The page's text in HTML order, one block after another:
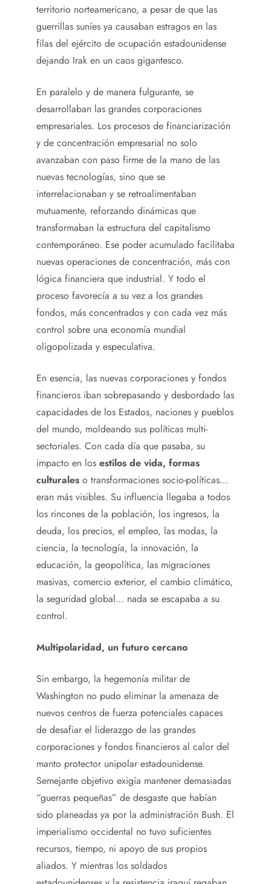
territorio norteamericano, a pesar de que las
guerrillas suníes ya causaban estragos en las
filas del ejército de ocupación estadounidense
dejando Irak en un caos gigantesco.
En paralelo y de manera fulgurante, se
desarrollaban las grandes corporaciones
empresariales. Los procesos de financiarización
y de concentración empresarial no solo
avanzaban con paso firme de la mano de las
nuevas tecnologías, sino que se
interrelacionaban y se retroalimentaban
mutuamente, reforzando dinámicas que
transformaban la estructura del capitalismo
contemporáneo. Ese poder acumulado facilitaba
nuevas operaciones de concentración, más con
lógica financiera que industrial. Y todo el
proceso favorecía a su vez a los grandes
fondos, más concentrados y con cada vez más
control sobre una economía mundial
oligopolizada y especulativa.
En esencia, las nuevas corporaciones y fondos
financieros iban sobrepasando y desbordado las
capacidades de los Estados, naciones y pueblos
del mundo, moldeando sus políticas multi-
sectoriales. Con cada día que pasaba, su
impacto en los estilos de vida, formas
culturales o transformaciones socio-políticas…
eran más visibles. Su influencia llegaba a todos
los rincones de la población, los ingresos, la
deuda, los precios, el empleo, las modas, la
ciencia, la tecnología, la innovación, la
educación, la geopolítica, las migraciones
masivas, comercio exterior, el cambio climático,
la seguridad global… nada se escapaba a su
control.
Multipolaridad, un futuro cercano
Sin embargo, la hegemonía militar de
Washington no pudo eliminar la amenaza de
nuevos centros de fuerza potenciales capaces
de desafiar el liderazgo de las grandes
corporaciones y fondos financieros al calor del
manto protector unipolar estadounidense.
Semejante objetivo exigía mantener demasiadas
“guerras pequeñas” de desgaste que habían
sido planeadas ya por la administración Bush. El
imperialismo occidental no tuvo suficientes
recursos, tiempo, ni apoyo de sus propios
aliados. Y mientras los soldados